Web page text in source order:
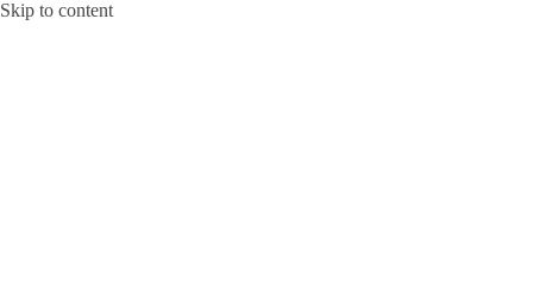
Skip to content